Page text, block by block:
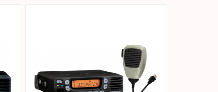
купить в 1 клик